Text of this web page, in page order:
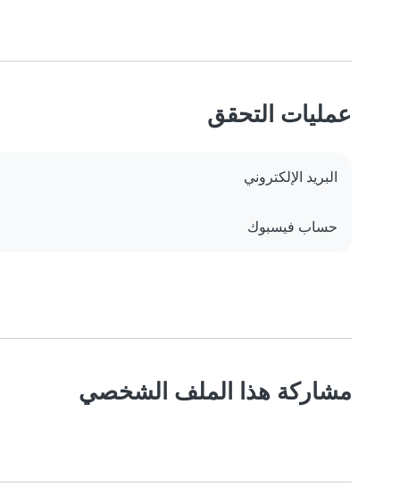
عمليات التحقق
البريد الإلكتروني
حساب فيسبوك
مشاركة هذا الملف الشخصي